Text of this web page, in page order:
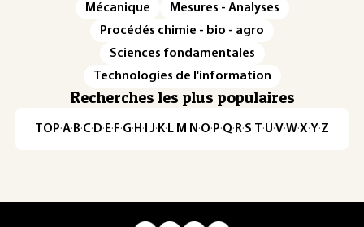
Mécanique
Mesures - Analyses
Procédés chimie - bio - agro
Sciences fondamentales
Technologies de l'information
Recherches les plus populaires
TOP·A·B·C· D· E· F·G· H · ·J· K· L· M · N ·O· P·Q· R·S·T·U·V·W·X·Y·Z